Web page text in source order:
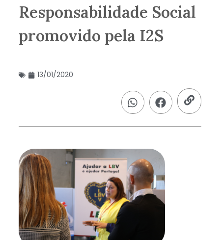
Responsabilidade Social
promovido pela I2S
13/01/2020